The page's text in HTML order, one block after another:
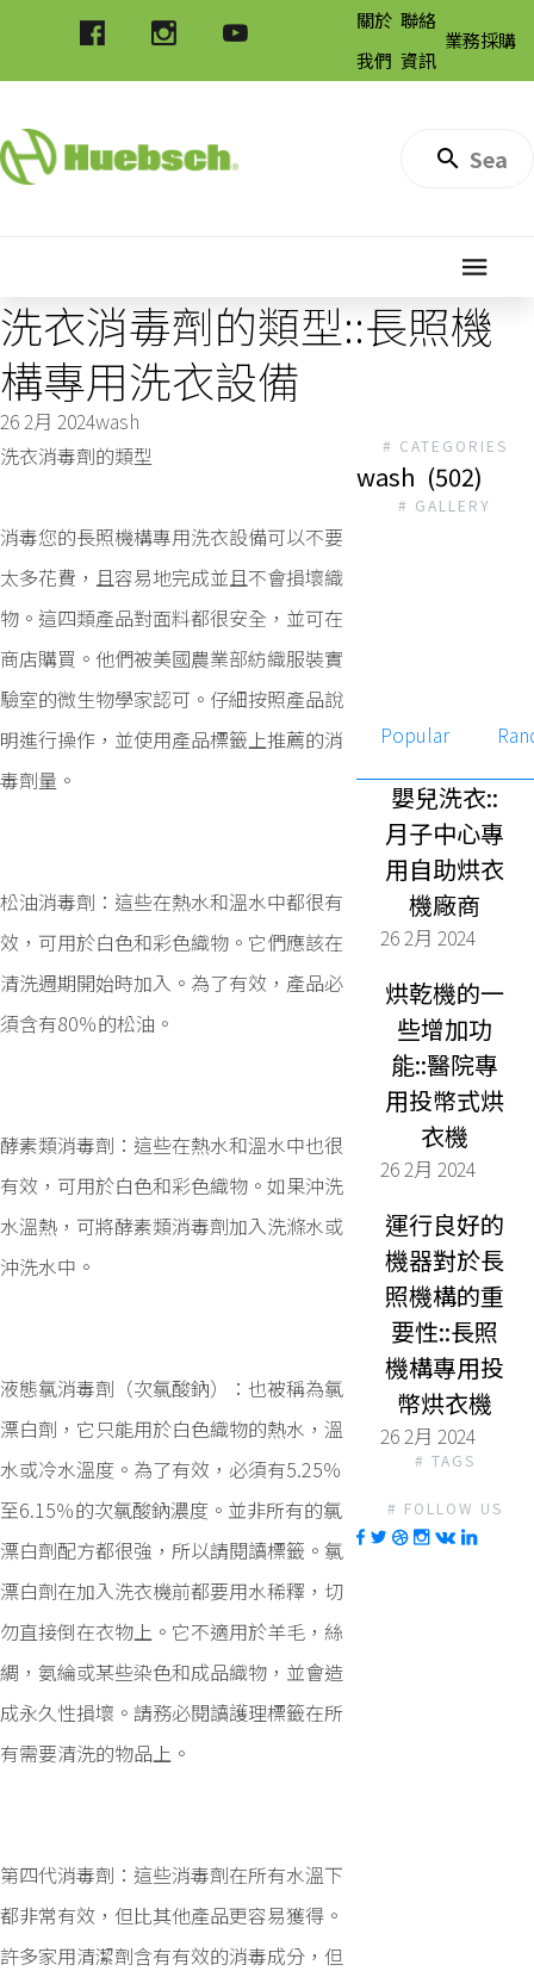
關於
我們
聯絡
資訊
業務採購
洗衣消毒劑的類型::長照機
構專用洗衣設備
26 2月 2024wash
洗衣消毒劑的類型
消毒您的長照機構專用洗衣設備可以不要
太多花費，且容易地完成並且不會損壞織
物。這四類產品對面料都很安全，並可在
商店購買。他們被美國農業部紡織服裝實
驗室的微生物學家認可。仔細按照產品說
明進行操作，並使用產品標籤上推薦的消
毒劑量。
松油消毒劑：這些在熱水和溫水中都很有
效，可用於白色和彩色織物。它們應該在
清洗週期開始時加入。為了有效，產品必
須含有80％的松油。
酵素類消毒劑：這些在熱水和溫水中也很
有效，可用於白色和彩色織物。如果沖洗
水溫熱，可將酵素類消毒劑加入洗滌水或
沖洗水中。
液態氯消毒劑（次氯酸鈉）：也被稱為氯
漂白劑，它只能用於白色織物的熱水，溫
水或冷水溫度。為了有效，必須有5.25％
至6.15％的次氯酸鈉濃度。並非所有的氯
漂白劑配方都很強，所以請閱讀標籤。氯
漂白劑在加入洗衣機前都要用水稀釋，切
勿直接倒在衣物上。它不適用於羊毛，絲
綢，氨綸或某些染色和成品織物，並會造
成永久性損壞。請務必閱讀護理標籤在所
有需要清洗的物品上。
第四代消毒劑：這些消毒劑在所有水溫下
都非常有效，但比其他產品更容易獲得。
許多家用清潔劑含有有效的消毒成分，但
# CATEGORIES
wash (502)
# GALLERY
Popular
嬰兒洗衣::
月子中心專
用自助烘衣
機廠商
26 2月 2024
烘乾機的一
些增加功
能::醫院專
用投幣式烘
衣機
26 2月 2024
運行良好的
機器對於長
照機構的重
要性::長照
機構專用投
幣烘衣機
26 2月 2024
# TAGS
# FOLLOW US